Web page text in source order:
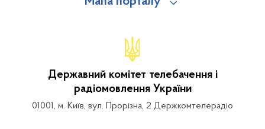
Державний комітет телебачення і
радіомовлення України
01001, м. Київ, вул. Прорізна, 2 Держкомтелерадіо